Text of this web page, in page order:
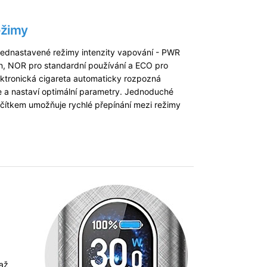
režimy intenzity vapování - PWR
NOR pro standardní používání a ECO pro
cigareta automaticky rozpozná
a nastaví optimální parametry. Jednoduché
umožňuje rychlé přepínání mezi režimy